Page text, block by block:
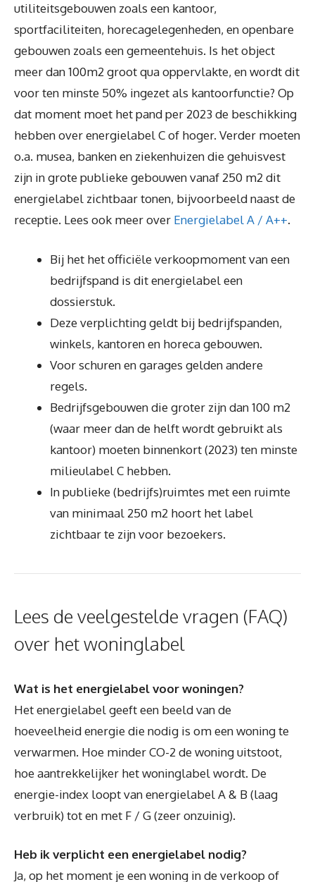
utiliteitsgebouwen zoals een kantoor,
sportfaciliteiten, horecagelegenheden, en openbare
gebouwen zoals een gemeentehuis. Is het object
meer dan 100m2 groot qua oppervlakte, en wordt dit
voor ten minste 50% ingezet als kantoorfunctie? Op
dat moment moet het pand per 2023 de beschikking
hebben over energielabel C of hoger. Verder moeten
o.a. musea, banken en ziekenhuizen die gehuisvest
zijn in grote publieke gebouwen vanaf 250 m2 dit
energielabel zichtbaar tonen, bijvoorbeeld naast de
receptie. Lees ook meer over Energielabel A / A++.
Bij het het officiële verkoopmoment van een
bedrijfspand is dit energielabel een
dossierstuk.
Deze verplichting geldt bij bedrijfspanden,
winkels, kantoren en horeca gebouwen.
Voor schuren en garages gelden andere
regels.
Bedrijfsgebouwen die groter zijn dan 100 m2
(waar meer dan de helft wordt gebruikt als
kantoor) moeten binnenkort (2023) ten minste
milieulabel C hebben.
In publieke (bedrijfs)ruimtes met een ruimte
van minimaal 250 m2 hoort het label
zichtbaar te zijn voor bezoekers.
Lees de veelgestelde vragen (FAQ)
over het woninglabel
Wat is het energielabel voor woningen?
Het energielabel geeft een beeld van de
hoeveelheid energie die nodig is om een woning te
verwarmen. Hoe minder CO-2 de woning uitstoot,
hoe aantrekkelijker het woninglabel wordt. De
energie-index loopt van energielabel A & B (laag
verbruik) tot en met F / G (zeer onzuinig).
Heb ik verplicht een energielabel nodig?
Ja, op het moment je een woning in de verkoop of